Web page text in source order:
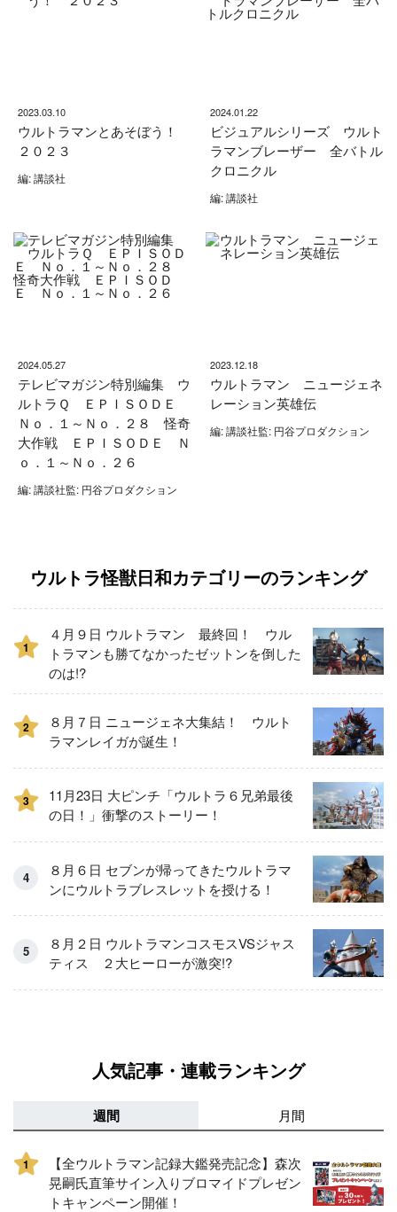
2023.03.10
ウルトラマンとあそぼう！
２０２３
編: 講談社
2024.01.22
ビジュアルシリーズ ウルト
ラマンブレーザー 全バトル
クロニクル
編: 講談社
2024.05.27
テレビマガジン特別編集 ウ
ルトラＱ ＥＰＩＳＯＤＥ
Ｎｏ．１～Ｎｏ．２８ 怪奇
大作戦 ＥＰＩＳＯＤＥ Ｎ
ｏ．１～Ｎｏ．２６
編: 講談社監: 円谷プロダクション
2023.12.18
ウルトラマン ニュージェネ
レーション英雄伝
編: 講談社監: 円谷プロダクション
ウルトラ怪獣日和カテゴリーのランキング
1
４月９日 ウルトラマン 最終回！ ウル
トラマンも勝てなかったゼットンを倒した
のは!?
2
８月７日 ニュージェネ大集結！ ウルト
ラマンレイガが誕生！
3
11月23日 大ピンチ「ウルトラ６兄弟最後
の日！」衝撃のストーリー！
８月６日 セブンが帰ってきたウルトラマ
ンにウルトラブレスレットを授ける！
８月２日 ウルトラマンコスモスVSジャス
ティス ２大ヒーローが激突!?
人気記事・連載ランキング
週間 月間
1
【全ウルトラマン記録大鑑発売記念】森次
晃嗣氏直筆サイン入りブロマイドプレゼン
トキャンペーン開催！